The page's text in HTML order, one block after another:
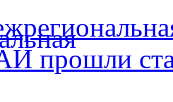
прошли